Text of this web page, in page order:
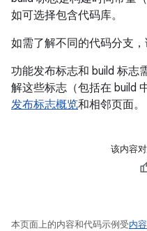
如可选择包含代码库。
如需了解不同的代码分支，
功能发布标志和 build 标志
解这些标志（包括在 build
发布标志概览和相邻页面。
该内容
本页面上的内容和代码示例受内